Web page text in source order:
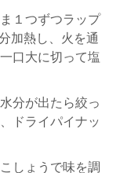
１つずつラップ
加熱し、火を通
口大に切って塩
分が出たら絞っ
ドライパイナッ
しょうで味を調